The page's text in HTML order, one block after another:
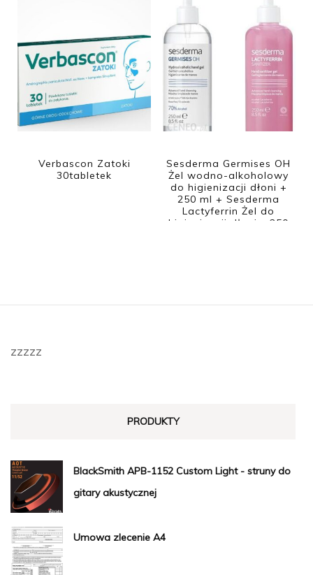
Verbascon Zatoki
30tabletek
Sesderma Germises OH
Żel wodno-alkoholowy
do higienizacji dłoni +
250 ml + Sesderma
Lactyferrin Żel do
higienizacji dłoni – 250
zzzzz
PRODUKTY
BlackSmith APB-1152 Custom Light - struny do
gitary akustycznej
Umowa zlecenie A4